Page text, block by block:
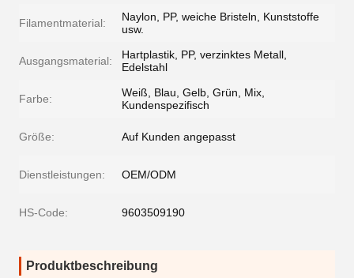
Filamentmaterial:
Naylon, PP, weiche Bristeln, Kunststoffe
usw.
Ausgangsmaterial:
Hartplastik, PP, verzinktes Metall,
Edelstahl
Farbe:
Weiß, Blau, Gelb, Grün, Mix,
Kundenspezifisch
Größe: Auf Kunden angepasst
Dienstleistungen: OEM/ODM
HS-Code: 9603509190
Produktbeschreibung